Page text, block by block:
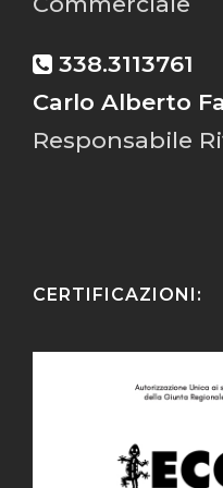
338.3113761
Carlo Alberto
Responsabile
CERTIFICAZIONI: